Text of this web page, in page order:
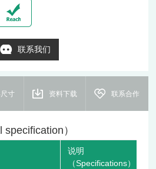
联系我们
寸 资料下载 联系合作
）
说明
（Specifications）